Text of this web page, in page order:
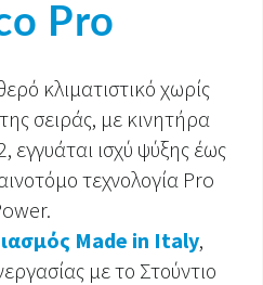
Pro
κλιματιστικό χωρίς
της σειράς, με κινητήρα
εγγυάται ισχύ ψύξης έως
τεχνολογία Pro
Made in Italy,
με το Στούντιο